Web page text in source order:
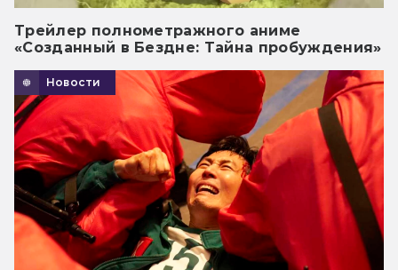
Трейлер полнометражного аниме
«Созданный в Бездне: Тайна пробуждения»
Новости